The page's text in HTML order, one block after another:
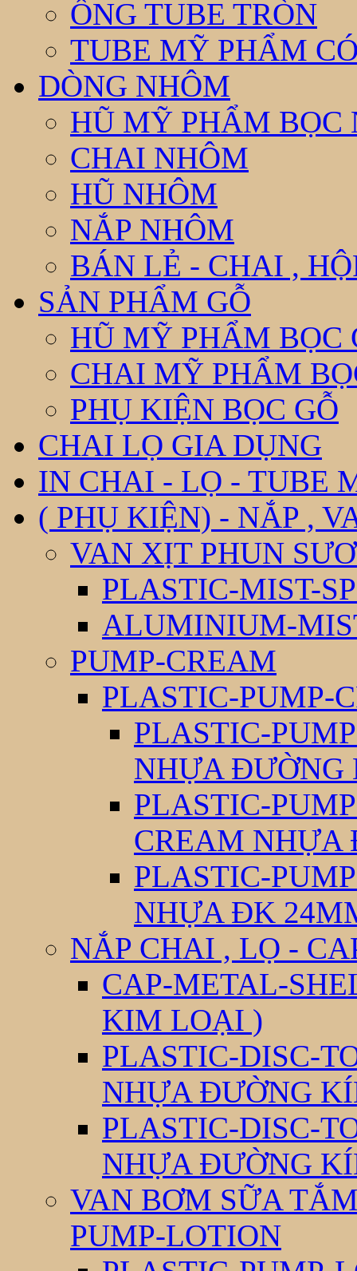
ỐNG TUBE TRÒN
TUBE MỸ PHẨM
DÒNG NHÔM
HŨ MỸ PHẨM BỌC
CHAI NHÔM
HŨ NHÔM
NẮP NHÔM
BÁN LẺ - CHAI ,
SẢN PHẨM GỖ
HŨ MỸ PHẨM BỌC
CHAI MỸ PHẨM
PHỤ KIỆN BỌC GỖ
CHAI LỌ GIA DỤNG
IN CHAI - LỌ - TUBE
( PHỤ KIỆN) - NẮP ,
VAN XỊT PHUN
PLASTIC-MIST-
ALUMINIUM-
PUMP-CREAM
PLASTIC-PUMP-
PLASTIC-
NHỰA ĐƯỜNG
PLASTIC-
CREAM NHỰA
PLASTIC-
NHỰA ĐK
NẮP CHAI , LỌ -
CAP-METAL-
KIM LOẠI )
PLASTIC-DISC-
NHỰA ĐƯỜNG
PLASTIC-DISC-
NHỰA ĐƯỜNG
VAN BƠM SỮA
PUMP-LOTION